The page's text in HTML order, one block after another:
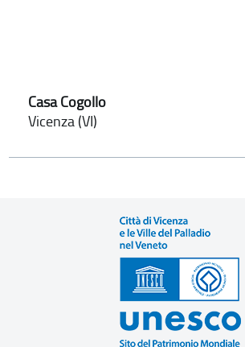
Casa Cogollo
Vicenza (VI)